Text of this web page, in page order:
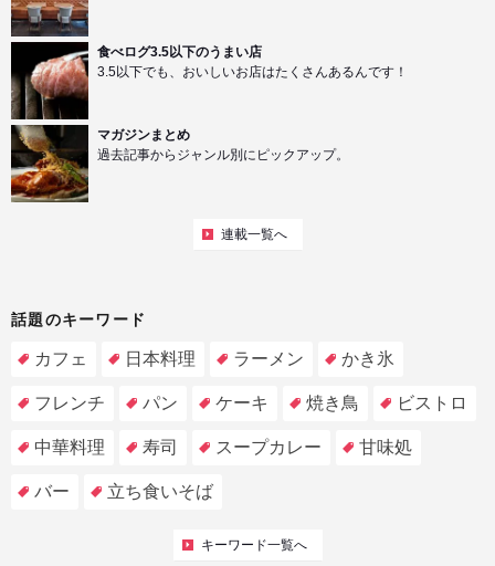
食べログ3.5以下のうまい店
3.5以下でも、おいしいお店はたくさんあるんです！
マガジンまとめ
過去記事からジャンル別にピックアップ。
連載一覧へ
話題のキーワード
カフェ 日本料理 ラーメン かき氷
フレンチ パン ケーキ 焼き鳥 ビストロ
中華料理 寿司 スープカレー 甘味処
バー 立ち食いそば
キーワード一覧へ